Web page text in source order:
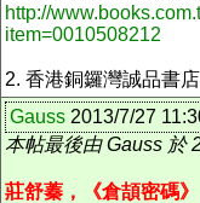
http://
item=0010508212
2. 香港銅鑼灣誠品書店
Gauss 2013/7/27
本帖最後由 Gauss 於
莊舒蓁，《倉頡密碼